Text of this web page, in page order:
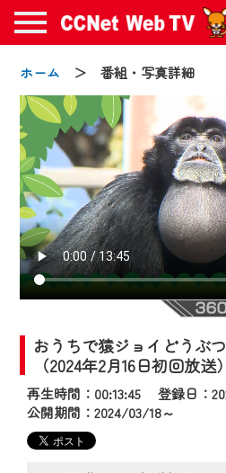
ホーム ＞ 番組・写真詳細
おうちで猿ジョイどうぶ
（2024年2月16日初回放送）
再生時間：00:13:45 登録日：
公開期間：2024/03/18～
お知
2024/09/02
動画配信サービス『
年9月24日からリニュー
【変更点】
◆デザイン変更により、
の動画コンテンツが一目
◆当社アプリやＰＣブラ
でも・どこでも・外出先